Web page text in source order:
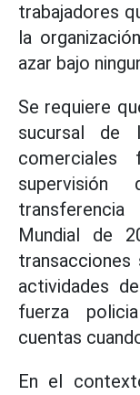
trabajadores
la
azar bajo
Se requiere
sucursal de
comerciales
Mundial de
transacciones
actividades
fuerza
cuentas
En el